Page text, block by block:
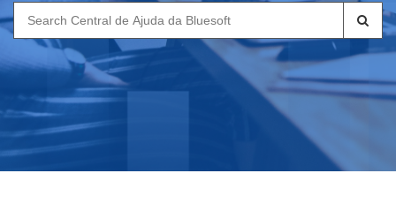
Search
for: